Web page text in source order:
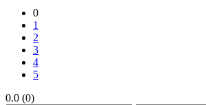
0
1
2
3
4
5
0.0 (0)